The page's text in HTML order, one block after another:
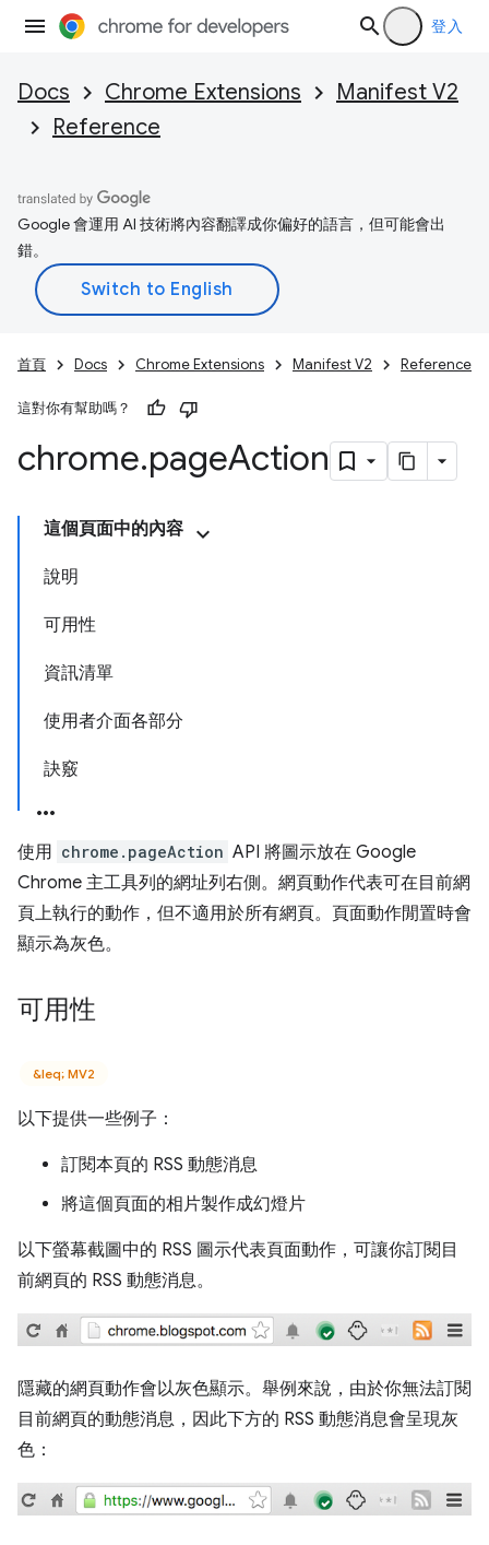
登入
Docs Chrome Extensions
Manifest V2
Reference
Google 會運用 AI 技術將內容翻譯成你偏好的語言，但可能會出
錯。
首頁 Docs Chrome Extensions Manifest V2 Reference
這對你有幫助嗎？
chrome.pageAction
這個頁面中的內容
說明
可用性
資訊清單
使用者介面各部分
訣竅
使用 chrome.pageAction API 將圖示放在 Google
Chrome 主工具列的網址列右側。網頁動作代表可在目前網
頁上執行的動作，但不適用於所有網頁。頁面動作閒置時會
顯示為灰色。
可用性
&leq; MV2
以下提供一些例子：
訂閱本頁的 RSS 動態消息
將這個頁面的相片製作成幻燈片
以下螢幕截圖中的 RSS 圖示代表頁面動作，可讓你訂閱目
前網頁的 RSS 動態消息。
隱藏的網頁動作會以灰色顯示。舉例來說，由於你無法訂閱
目前網頁的動態消息，因此下方的 RSS 動態消息會呈現灰
色：